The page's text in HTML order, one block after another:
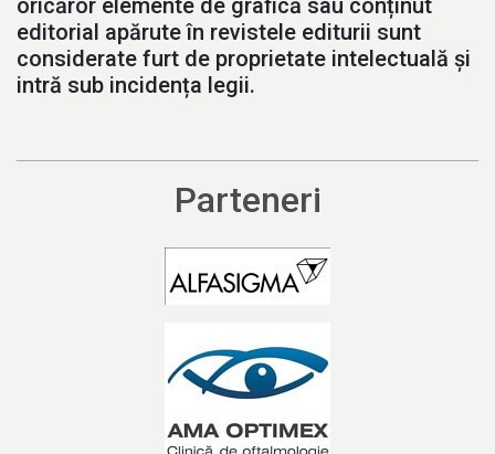
editorial apărute în revistele editurii sunt
considerate furt de proprietate intelectuală și
intră sub incidența legii.
Parteneri